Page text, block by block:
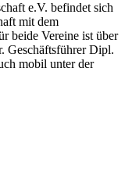
e.V. befindet sich
mit dem
beide Vereine ist über
Geschäftsführer Dipl.
mobil unter der